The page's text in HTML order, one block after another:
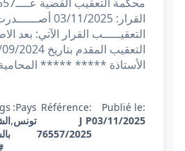
القرار: 03/11/2025
التعقيـــــب القرار الآتي: بعد
الأستاذة ***** ***** المحامية
Publié le:
03/11/2025
Référence:
J P
76557/2025
Pays:
تونس,